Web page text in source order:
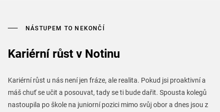
NÁSTUPEM TO NEKONČÍ
Kariérní růst v Notinu
Kariérní růst u nás není jen fráze, ale realita. Pokud jsi proaktivní a
máš chuť se učit a posouvat, tady se ti bude dařit. Spousta kolegů
nastoupila po škole na juniorní pozici mimo svůj obor a dnes jsou z